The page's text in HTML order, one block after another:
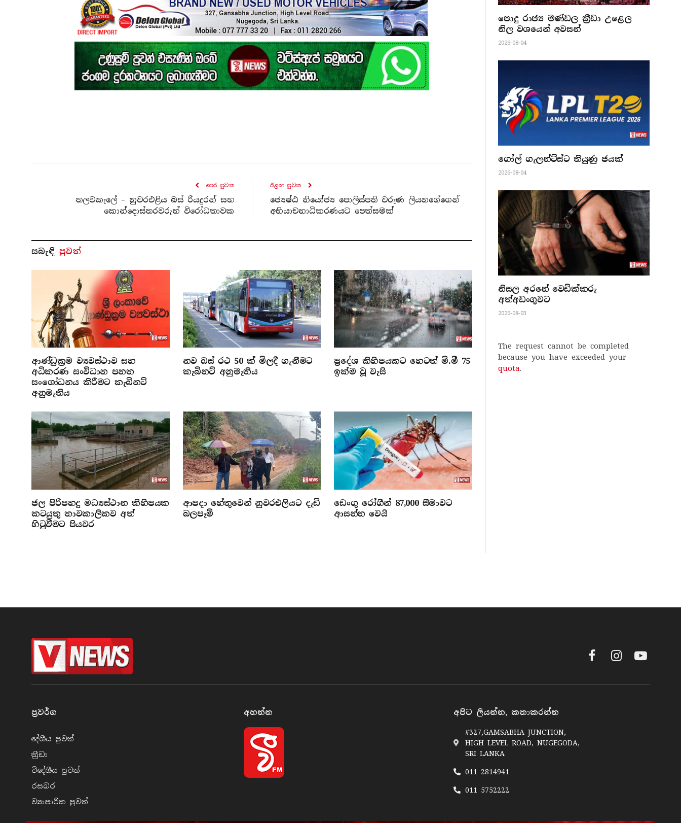
පෙර පුව​ත
තලවකැලේ – නුවරඑළිය බස් රියදුරන් සහ
කොන්දොස්තරවරුන් විරෝධතාවක
ඊළඟ පුව​ත
ජ්‍යෙෂ්ඨ නියෝජ්‍ය පොලිස්පති වරුණ ලියනගේගෙන්
අභියාචනාධිකරණයට පෙත්සමක්
සබැ​ඳි පුවත්
ආණ්ඩුක්‍රම ව්‍යවස්ථාව සහ
අධිකරණ සංවිධාන පනත
සංශෝධනය කිරීමට කැබිනට්
අනුමැතිය
නව බස් රථ 50 ක් මිලදී ගැනීමට
කැබිනට් අනුමැතිය
ප්‍රදේශ කිහිපයකට හෙටත් මි.මී 75
ඉක්ම වූ වැසි
ජල පිරිපහදු මධ්‍යස්ථාන කිහිපයක
කටයුතු තාවකාලිකව අත්
හිටුවීමට පියවර
ආපදා හේතුවෙන් නුවරඑලියට දැඩි
බලපෑම්
ඩෙංගු රෝගීන් 87,000 සීමාවට
ආසන්න වෙයි
පොදු රාජ්‍ය මණ්ඩල ක්‍රීඩා උළෙල
නිල වශයෙන් අවසන්
2026-08-04
ගෝල් ගැලන්ට්ස්ට තියුණු ජයක්
2026-08-04
නිසල අරනේ වෙඩික්කරු
අත්අඩංගුවට
2026-08-03
The request cannot be completed
because you have exceeded your
quota.
FacebookInstagramYouTube
ප්‍රවර්​ග
දේශීය පුව​ත්
ක්‍රී​ඩා
විදේශීය පුව​ත්
රසබ​ර
ව්‍යාපාරික පුව​ත්
අහන්​න අපිට ලියන්න, කතාකරන්න
#327,GAMSABHA JUNCTION,
HIGH LEVEL ROAD, NUGEGODA,
SRI LANKA
011 2814941
011 5752222